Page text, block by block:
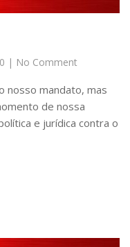
| No Comment
nosso mandato, mas
de nossa
e jurídica contra o